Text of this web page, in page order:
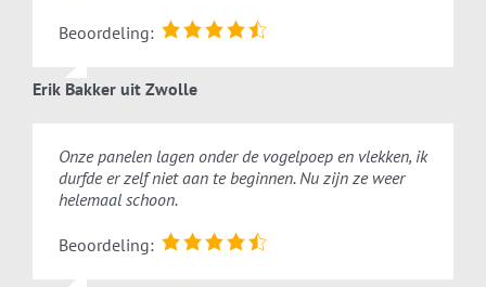
Altijd binnen 24 uur reactie
Beoordeling:
Erik Bakker uit Zwolle
Onze panelen lagen onder de vogelpoep en vlekken, ik
durfde er zelf niet aan te beginnen. Nu zijn ze weer
helemaal schoon.
Beoordeling: